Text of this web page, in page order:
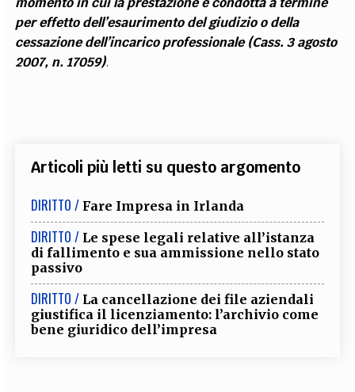
per effetto dell’esaurimento del giudizio o della
cessazione dell’incarico professionale (Cass. 3 agosto
2007, n. 17059).
Articoli più letti su questo argomento
DIRITTO / Fare Impresa in Irlanda
DIRITTO / Le spese legali relative all’istanza
di fallimento e sua ammissione nello stato
passivo
DIRITTO / La cancellazione dei file aziendali
giustifica il licenziamento: l’archivio come
bene giuridico dell’impresa